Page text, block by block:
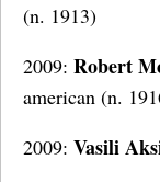
(n. 1913)
2009: Robert
american (n.
2009: Vasili